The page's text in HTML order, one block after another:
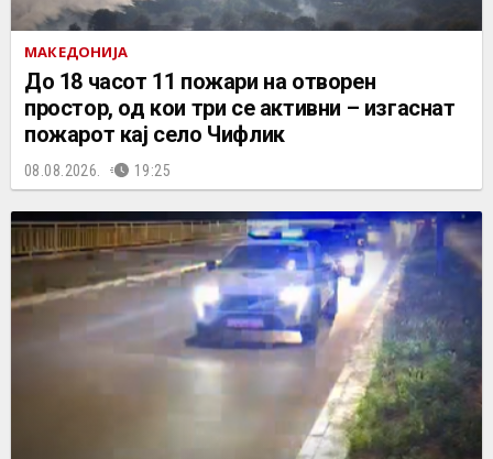
МАКЕДОНИЈА
До 18 часот 11 пожари на отворен
простор, од кои три се активни – изгаснат
пожарот кај село Чифлик
08.08.2026. 19:25